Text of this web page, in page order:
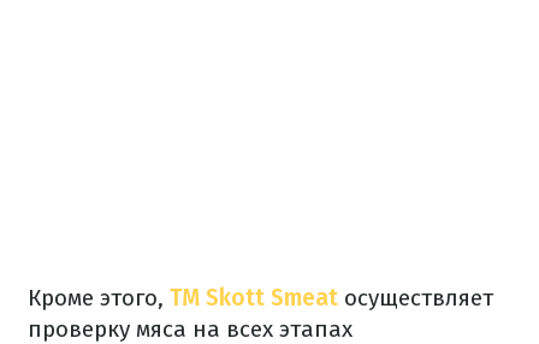
Кроме этого, ТМ Skott Smeat осуществляет
проверку мяса на всех этапах